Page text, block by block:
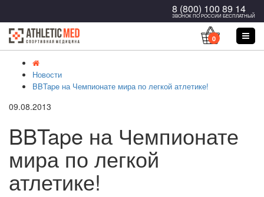
8 (800) 100 89 14
ЗВОНОК ПО РОССИИ БЕСПЛАТНЫЙ
0
Новости
BBTape на Чемпионате мира по легкой атлетике!
09.08.2013
BBTape на Чемпионате
мира по легкой
атлетике!